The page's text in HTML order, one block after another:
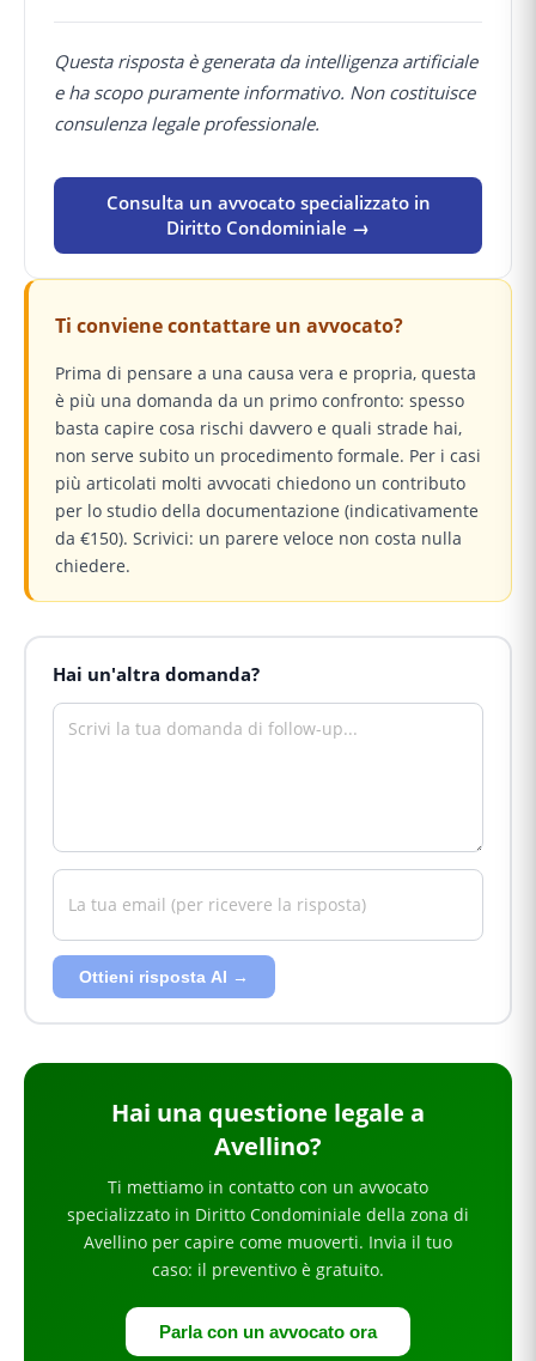
Questa risposta è generata da intelligenza artificiale
e ha scopo puramente informativo. Non costituisce
consulenza legale professionale.
Consulta un avvocato specializzato in
Diritto Condominiale →
Ti conviene contattare un avvocato?
Prima di pensare a una causa vera e propria, questa
è più una domanda da un primo confronto: spesso
basta capire cosa rischi davvero e quali strade hai,
non serve subito un procedimento formale. Per i casi
più articolati molti avvocati chiedono un contributo
per lo studio della documentazione (indicativamente
da €150). Scrivici: un parere veloce non costa nulla
chiedere.
Hai un'altra domanda?
Ottieni risposta AI →
Hai una questione legale a
Avellino?
Ti mettiamo in contatto con un avvocato
specializzato in Diritto Condominiale della zona di
Avellino per capire come muoverti. Invia il tuo
caso: il preventivo è gratuito.
Parla con un avvocato ora